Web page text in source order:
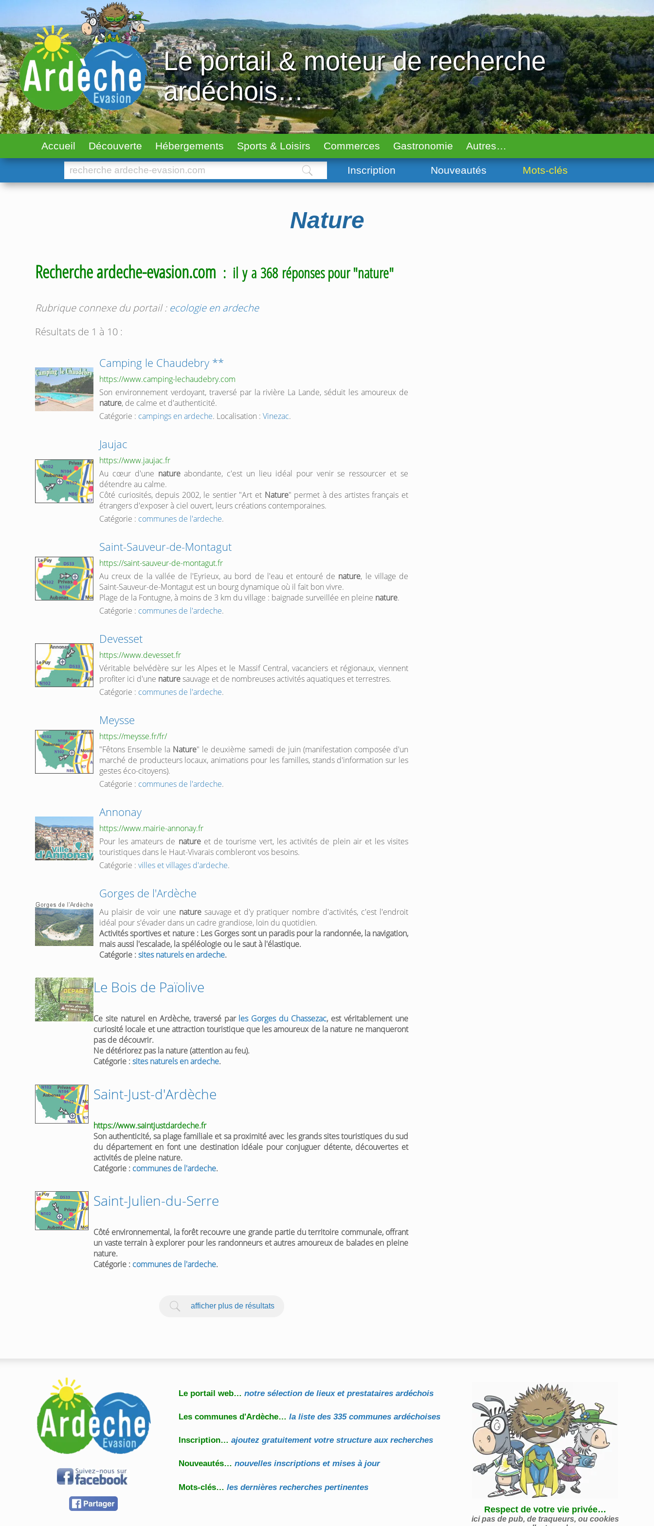
Le portail & moteur de recherche
ardéchois…
Accueil Découverte Hébergements Sports & Loisirs Commerces Gastronomie Autres…
Inscription Nouveautés Mots-clés
Nature
Recherche ardeche-evasion.com : il y a 368 réponses pour "nature"
Rubrique connexe du portail : ecologie en ardeche
Résultats de 1 à 10 :
Camping le Chaudebry **
https://www.camping-lechaudebry.com
Son environnement verdoyant, traversé par la rivière La Lande, séduit les amoureux de
nature, de calme et d'authenticité.
Catégorie : campings en ardeche. Localisation : Vinezac.
Jaujac
https://www.jaujac.fr
Au cœur d'une natureabondante, c'est un lieu idéal pour venir se ressourcer et se
détendre au calme.
Côté curiosités, depuis 2002, le sentier "Art et Nature" permet à des artistes français et
étrangers d'exposer à ciel ouvert, leurs créations contemporaines.
Catégorie : communes de l'ardeche.
Saint-Sauveur-de-Montagut
https://saint-sauveur-de-montagut.fr
Au creux de la vallée de l'Eyrieux, au bord de l'eau et entouré de nature, le village de
Saint-Sauveur-de-Montagut est un bourg dynamique où il fait bon vivre.
Plage de la Fontugne, à moins de 3 km du village : baignade surveillée en pleine nature.
Catégorie : communes de l'ardeche.
Devesset
https://www.devesset.fr
Véritable belvédère sur les Alpes et le Massif Central, vacanciers et régionaux, viennent
profiter ici d'une naturesauvage et de nombreuses activités aquatiques et terrestres.
Catégorie : communes de l'ardeche.
Meysse
https://meysse.fr/fr/
"Fêtons Ensemble la Nature" le deuxième samedi de juin (manifestation composée d'un
marché de producteurs locaux, animations pour les familles, stands d'information sur les
gestes éco-citoyens).
Catégorie : communes de l'ardeche.
Annonay
https://www.mairie-annonay.fr
Pour les amateurs de natureet de tourisme vert, les activités de plein air et les visites
touristiques dans le Haut-Vivarais combleront vos besoins.
Catégorie : villes et villages d'ardeche.
Gorges de l'Ardèche
Au plaisir de voir une naturesauvage et d'y pratiquer nombre d'activités, c'est l'endroit
idéal pour s'évader dans un cadre grandiose, loin du quotidien.
Activités sportives et nature: Les Gorges sont un paradis pour la randonnée, la navigation,
mais aussi l'escalade, la spéléologie ou le saut à l'élastique.
Catégorie :sites naturels en ardeche.
Le Bois de Païolive
Ce site naturel en Ardèche, traversé par les Gorges du Chassezac, est véritablement une
curiosité locale et une attraction touristique que les amoureux de la nature ne manqueront
pas de découvrir.
Ne détériorez pas la nature(attention au feu).
Catégorie :sites naturels en ardeche.
Saint-Just-d'Ardèche
https://www.saintjustdardeche.fr
Son authenticité, sa plage familiale et sa proximité avec les grands sites touristiques du sud
du département en font une destination idéale pour conjuguer détente, découvertes et
activités de pleine nature.
Catégorie : communes de l'ardeche.
Saint-Julien-du-Serre
Côté environnemental, la forêt recouvre une grande partie du territoire communale, offrant
un vaste terrain à explorer pour les randonneurs et autres amoureux de balades en pleine
nature.
Catégorie : communes de l'ardeche.
afficher plus de résultats
Le portail web… notre sélection de lieux et prestataires ardéchois
Les communes d'Ardèche… la liste des 335 communes ardéchoises
Inscription… ajoutez gratuitement votre structure aux recherches
Nouveautés… nouvelles inscriptions et mises à jour
Mots-clés… les dernières recherches pertinentes
Respect de votre vie privée…
ici pas de pub, de traqueurs, ou cookies